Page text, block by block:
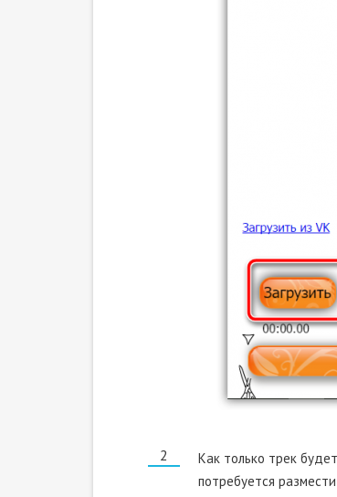
Как только трек
потребуется